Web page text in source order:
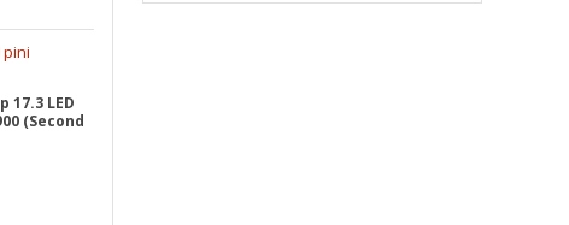
17.3 LED
(Second